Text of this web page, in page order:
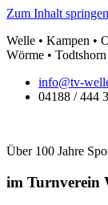
Zum Inhalt springen
Welle • Kampen •
Wörme •
info@tv-
04188 / 444
Über 100 Jahre
im Turnverein